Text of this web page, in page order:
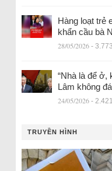
Hàng loạt trẻ
khẩn cầu bà
28/05/2026 -
“Nhà là để ở,
Lâm không
24/05/2026 -
TRUYỀN HÌNH